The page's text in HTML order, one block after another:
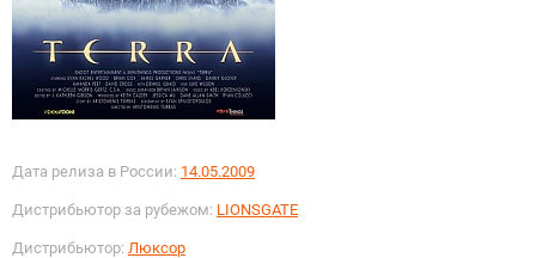
Дата релиза в России: 14.05.2009
Дистрибьютор за рубежом: LIONSGATE
Дистрибьютор: Люксор